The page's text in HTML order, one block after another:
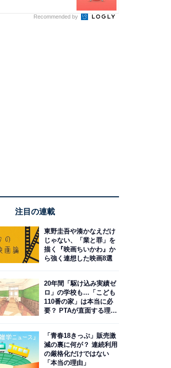
Recommended by
注目の連載
東野圭吾や湊かなえだけ
じゃない、「業と罪」を
描く『映画ちいかわ』か
ら強く連想した映画8選
20年間「駆け込み実績ゼ
ロ」の学校も…「こども
110番の家」は本当に必
要？ PTAが直面する理想
「青春18きっぷ」販売激
減の裏に何が？ 連続利用
の厳格化だけではない
「本当の理由」